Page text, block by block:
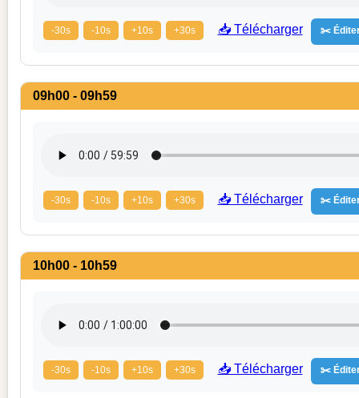
-30s -10s +10s +30s 📥 Télécharger ✂️
09h00 - 09h59
-30s -10s +10s +30s 📥 Télécharger ✂️
10h00 - 10h59
-30s -10s +10s +30s 📥 Télécharger ✂️